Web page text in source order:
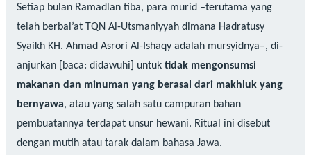
Setiap bulan Ramadlan tiba, para murid –terutama yang
telah berbai’at TQN Al-Utsmaniyyah dimana Hadratusy
Syaikh KH. Ahmad Asrori Al-Ishaqy adalah mursyidnya–, di-
anjurkan [baca: didawuhi] untuktidak mengonsumsi
makanan dan minuman yang berasal dari makhluk yang
bernyawa, atau yang salah satu campuran bahan
pembuatannya terdapat unsur hewani. Ritual ini disebut
dengan mutih atau tarak dalam bahasa Jawa.